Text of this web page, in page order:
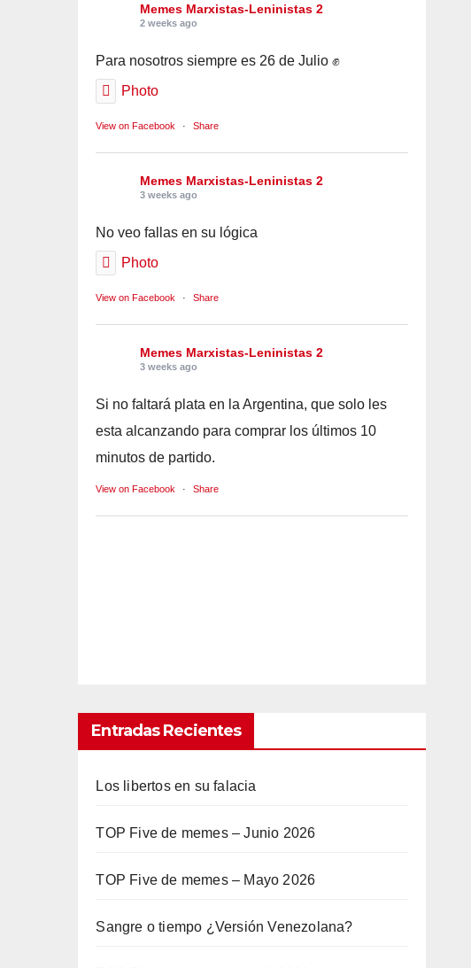
Memes Marxistas-Leninistas 2
2 weeks ago
Para nosotros siempre es 26 de Julio ✊
Photo
View on Facebook · Share
Memes Marxistas-Leninistas 2
3 weeks ago
No veo fallas en su lógica
Photo
View on Facebook · Share
Memes Marxistas-Leninistas 2
3 weeks ago
Si no faltará plata en la Argentina, que solo les
esta alcanzando para comprar los últimos 10
minutos de partido.
View on Facebook · Share
Entradas Recientes
Los libertos en su falacia
TOP Five de memes – Junio 2026
TOP Five de memes – Mayo 2026
Sangre o tiempo ¿Versión Venezolana?